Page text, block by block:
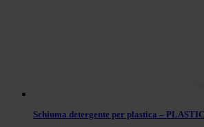
Schiuma detergente per plastica –